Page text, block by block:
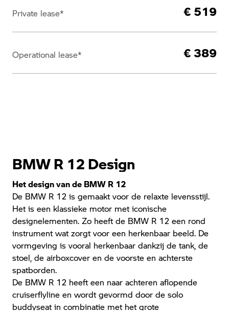
€ 519
Private lease*
€ 389
Operational lease*
BMW R 12 Design
Het design van de BMW R 12
De BMW R 12 is gemaakt voor de relaxte levensstijl.
Het is een klassieke motor met iconische
designelementen. Zo heeft de BMW R 12 een rond
instrument wat zorgt voor een herkenbaar beeld. De
vormgeving is vooral herkenbaar dankzij de tank, de
stoel, de airboxcover en de voorste en achterste
spatborden.
De BMW R 12 heeft een naar achteren aflopende
cruiserflyline en wordt gevormd door de solo
buddyseat in combinatie met het grote